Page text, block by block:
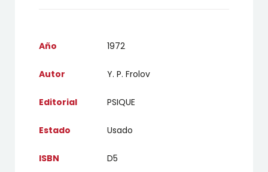
Año 1972
Autor Y. P. Frolov
Editorial PSIQUE
Estado Usado
ISBN D5